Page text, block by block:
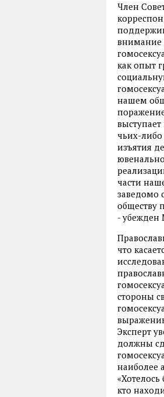
Член
внимание
как опыт
нашем
чьих-либо
изъятия
части
заведомо
обществу
- убежден
что
стороны
Эксперт
должны
наиболее
кто